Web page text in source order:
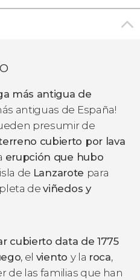
más antigua de
antiguas de España!
presumir de
cubierto por lava
erupción que hubo
de Lanzarote para
deviñedos y
cubierto data de 1775
, el viento y la roca,
de las familias que han